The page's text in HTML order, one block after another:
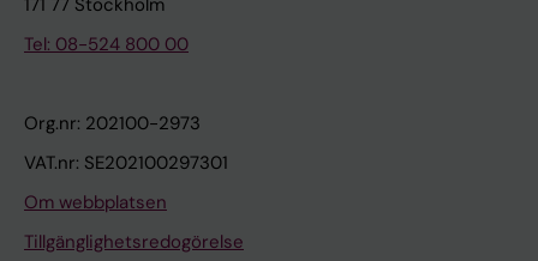
171 77 Stockholm
Tel: 08-524 800 00
Org.nr: 202100-2973
VAT.nr: SE202100297301
Om webbplatsen
Tillgänglighetsredogörelse